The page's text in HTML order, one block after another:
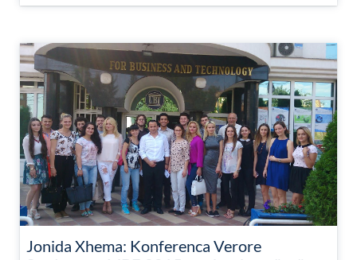
Jonida Xhema: Konferenca Verore